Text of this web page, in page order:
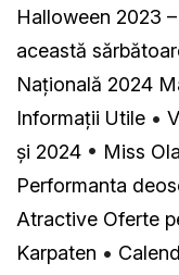
Halloween 2023
această
Națională 2024
Informații Utile •
și 2024 • Miss
Performanta
Atractive Oferte
Karpaten •